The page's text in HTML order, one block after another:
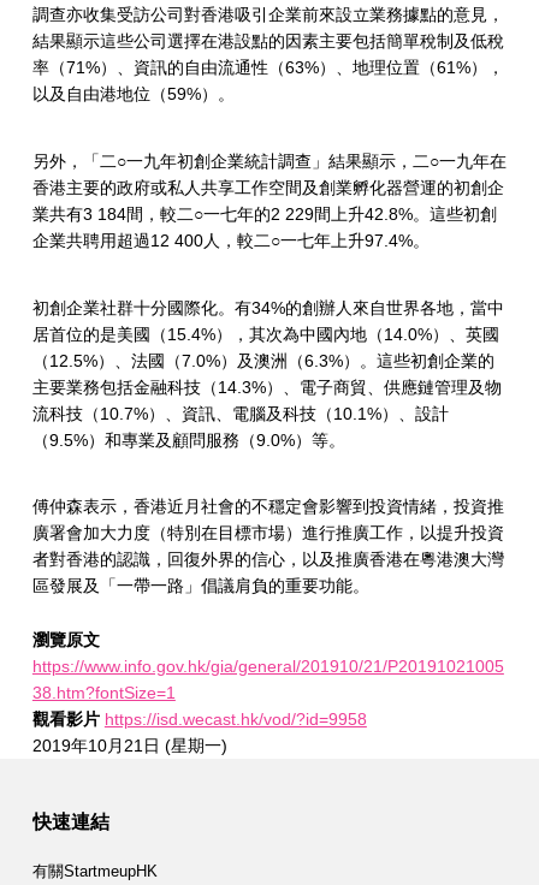
調查亦收集受訪公司對香港吸引企業前來設立業務據點的意見，
結果顯示這些公司選擇在港設點的因素主要包括簡單稅制及低稅
率（71%）、資訊的自由流通性（63%）、地理位置（61%），
以及自由港地位（59%）。
另外，「二○一九年初創企業統計調查」結果顯示，二○一九年在
香港主要的政府或私人共享工作空間及創業孵化器營運的初創企
業共有3 184間，較二○一七年的2 229間上升42.8%。這些初創
企業共聘用超過12 400人，較二○一七年上升97.4%。
初創企業社群十分國際化。有34%的創辦人來自世界各地，當中
居首位的是美國（15.4%），其次為中國內地（14.0%）、英國
（12.5%）、法國（7.0%）及澳洲（6.3%）。這些初創企業的
主要業務包括金融科技（14.3%）、電子商貿、供應鏈管理及物
流科技（10.7%）、資訊、電腦及科技（10.1%）、設計
（9.5%）和專業及顧問服務（9.0%）等。
傅仲森表示，香港近月社會的不穩定會影響到投資情緒，投資推
廣署會加大力度（特別在目標市場）進行推廣工作，以提升投資
者對香港的認識，回復外界的信心，以及推廣香港在粵港澳大灣
區發展及「一帶一路」倡議肩負的重要功能。
瀏覽原文
https://www.info.gov.hk/gia/general/201910/21/P20191021005
38.htm?fontSize=1
觀看影片 https://isd.wecast.hk/vod/?id=9958
2019年10月21日 (星期一)
快速連結
有關StartmeupHK